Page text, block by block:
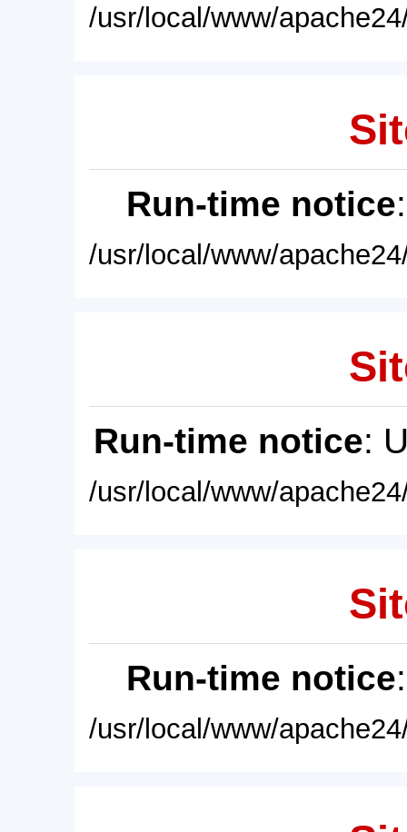
/usr/local/www/
Run-time notice
/usr/local/www/
Run-time notice:
/usr/local/www/
Run-time notice
/usr/local/www/